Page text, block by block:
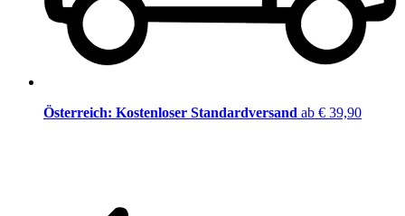
Österreich: Kostenloser Standardversand ab € 39,90